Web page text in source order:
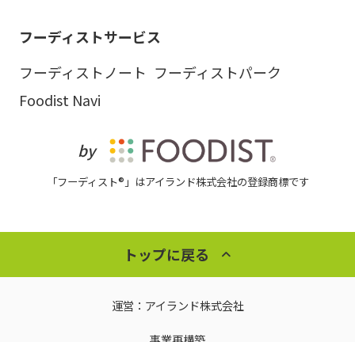
フーディストサービス
フーディストノート フーディストパーク
Foodist Navi
by
「フーディスト®」はアイランド株式会社の登録商標です
トップに戻る
運営： アイランド株式会社